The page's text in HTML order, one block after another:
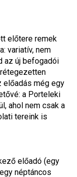
előtere remek
variatív, nem
az új befogadói
előadás még egy
a Porteleki
ahol nem csak a
tereink is
előadó (egy
néptáncos